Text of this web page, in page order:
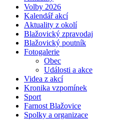
Volby 2026
Kalendář akcí
Aktuality z okolí
Blažovický zpravodaj
Blažovický poutník
Fotogalerie
Obec
Události a akce
Videa z akcí
Kronika vzpomínek
Sport
Farnost Blažovice
Spolky a organizace